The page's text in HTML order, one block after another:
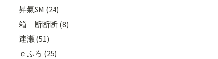
昇氣SM (24)
箱 断断断 (8)
速瀬 (51)
ｅふろ (25)